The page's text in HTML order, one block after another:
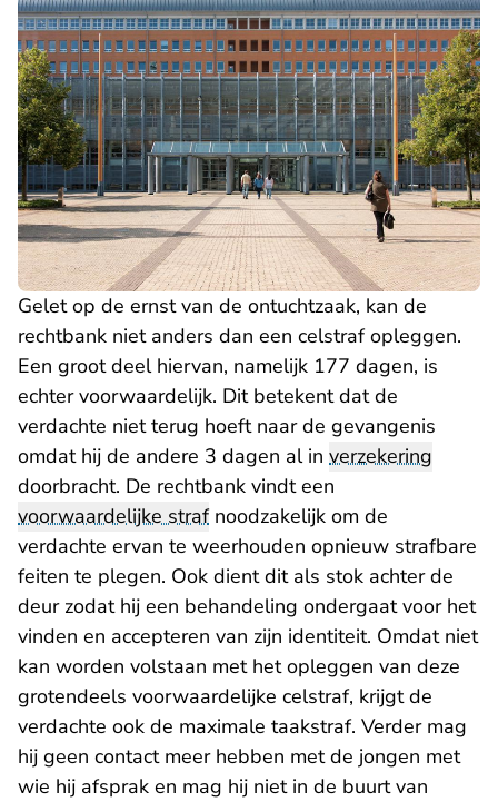
Gelet op de ernst van de ontuchtzaak, kan de
rechtbank niet anders dan een celstraf opleggen.
Een groot deel hiervan, namelijk 177 dagen, is
echter voorwaardelijk. Dit betekent dat de
verdachte niet terug hoeft naar de gevangenis
omdat hij de andere 3 dagen al in verzekering
doorbracht. De rechtbank vindt een
voorwaardelijke strafnoodzakelijk om de
verdachte ervan te weerhouden opnieuw strafbare
feiten te plegen. Ook dient dit als stok achter de
deur zodat hij een behandeling ondergaat voor het
vinden en accepteren van zijn identiteit. Omdat niet
kan worden volstaan met het opleggen van deze
grotendeels voorwaardelijke celstraf, krijgt de
verdachte ook de maximale taakstraf. Verder mag
hij geen contact meer hebben met de jongen met
wie hij afsprak en mag hij niet in de buurt van